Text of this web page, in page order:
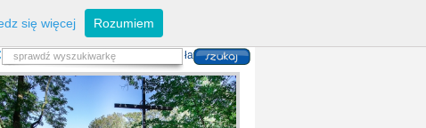
arządzanie kryzysowe
Rozwoju Dróg
lan zagospodarowania
ziałalność gospodarcza
odatki i opłaty lokalne
i usług danych przestrzennych
się więcej Rozumiem